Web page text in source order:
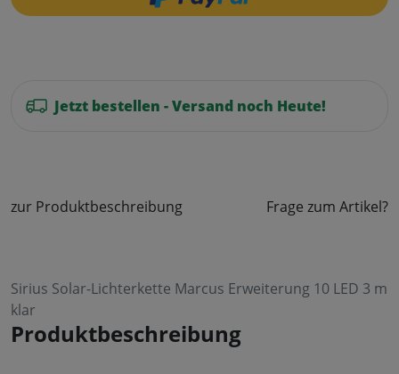
Jetzt bestellen - Versand noch Heute!
zur Produktbeschreibung Frage zum Artikel?
Sirius Solar-Lichterkette Marcus Erweiterung 10 LED 3 m
klar
Produktbeschreibung